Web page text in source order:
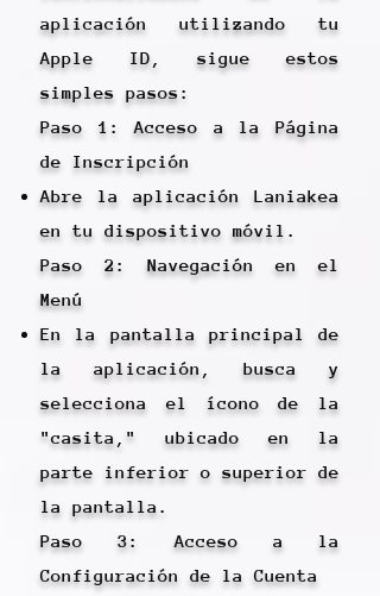
aplicación utilizando tu
Apple ID, sigue estos
simples pasos:
Paso 1: Acceso a la Página
de Inscripción
Abre la aplicación Laniakea
en tu dispositivo móvil.
Paso 2: Navegación en el
Menú
En la pantalla principal de
la aplicación, busca y
selecciona el ícono de la
"casita," ubicado en la
parte inferior o superior de
la pantalla.
Paso 3: Acceso a la
Configuración de la Cuenta